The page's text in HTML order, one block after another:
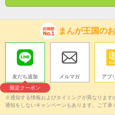
まんが王国の
友だち追加
限定クーポン
メルマガ アプ
※通知する情報およびタイミングが異なりま
通知をしないキャンペーンもあります。ご了承